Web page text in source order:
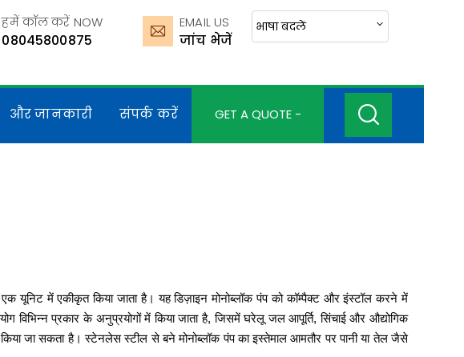
भाषा बदलें
EMAIL US
जांच भेजें
हमें कॉल करें NOW
08045800875
और जानकारी संपर्क करें GET A QUOTE -
यूनिट में एकीकृत किया जाता है। यह डिज़ाइन मोनोब्लॉक पंप को कॉम्पैक्ट और इंस्टॉल करने में
विभिन्न प्रकार के अनुप्रयोगों में किया जाता है, जिसमें घरेलू जल आपूर्ति, सिंचाई और औद्योगिक
जा सकता है। स्टेनलेस स्टील से बने मोनोब्लॉक पंप का इस्तेमाल आमतौर पर पानी या तेल जैसे